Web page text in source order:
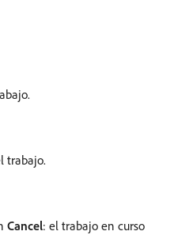
trabajo.
Cancel: el trabajo en curso